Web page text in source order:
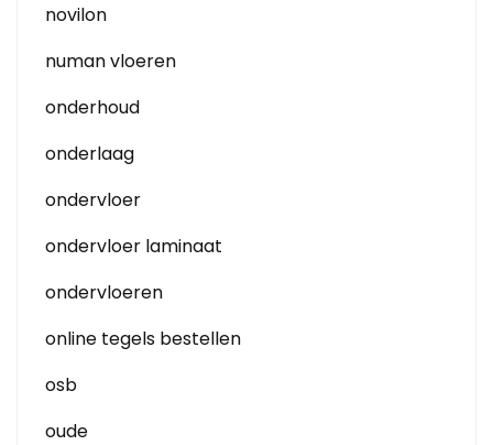
novilon
numan vloeren
onderhoud
onderlaag
ondervloer
ondervloer laminaat
ondervloeren
online tegels bestellen
osb
oude